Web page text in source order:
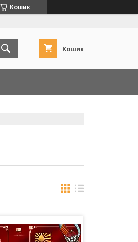
Кошик
Кошик